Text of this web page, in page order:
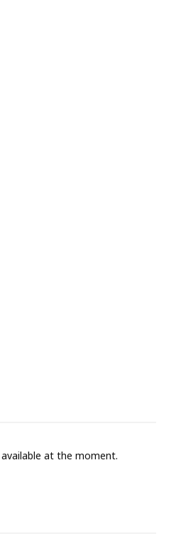
at the moment.